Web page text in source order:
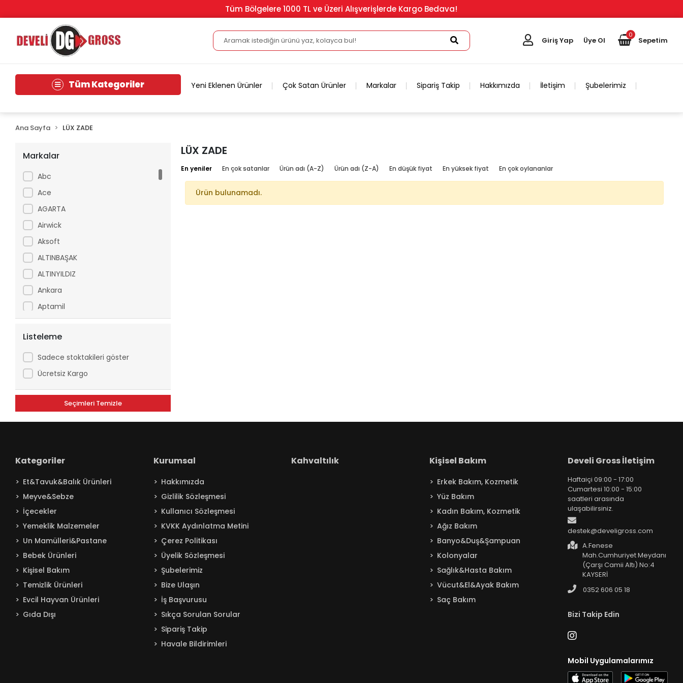
Tüm Bölgelere 1000 TL ve Üzeri Alışverişlerde Kargo Bedava!
Giriş Yap Üye Ol
0
Sepetim
Tüm Kategoriler Yeni Eklenen Ürünler Çok Satan Ürünler Markalar Sipariş Takip Hakkımızda İletişim Şubelerimiz
Ana Sayfa LÜX ZADE
Markalar
Abc
Ace
AGARTA
Airwick
Aksoft
ALTINBAŞAK
ALTINYILDIZ
Ankara
Aptamil
Ariel
Arko
Asperox
ASSE
ATILGAN
Avşar
Baby Turco
Badem
Bağdat
Bebelac
Beta
Beyaz
BEYPAZARI
Bingo
Listeleme
Sadece stoktakileri göster
Ücretsiz Kargo
Seçimleri Temizle
LÜX ZADE
En yeniler En çok satanlar Ürün adı (A-Z) Ürün adı (Z-A) En düşük fiyat En yüksek fiyat En çok oylananlar
Ürün bulunamadı.
Kategoriler
Et&Tavuk&Balık Ürünleri
Meyve&Sebze
İçecekler
Yemeklik Malzemeler
Un Mamülleri&Pastane
Bebek Ürünleri
Kişisel Bakım
Temizlik Ürünleri
Evcil Hayvan Ürünleri
Gıda Dışı
Kurumsal
Hakkımızda
Gizlilik Sözleşmesi
Kullanıcı Sözleşmesi
KVKK Aydınlatma Metini
Çerez Politikası
Üyelik Sözleşmesi
Şubelerimiz
Bize Ulaşın
İş Başvurusu
Sıkça Sorulan Sorular
Sipariş Takip
Havale Bildirimleri
Kahvaltılık Kişisel Bakım
Erkek Bakım, Kozmetik
Yüz Bakım
Kadın Bakım, Kozmetik
Ağız Bakım
Banyo&Duş&Şampuan
Kolonyalar
Sağlık&Hasta Bakım
Vücut&El&Ayak Bakım
Saç Bakım
Develi Gross İletişim
Haftaiçi 09:00 - 17:00
Cumartesi 10:00 - 15:00
saatleri arasında
ulaşabilirsiniz.
destek@develigross.com
A.Fenese
Mah.Cumhuriyet Meydanı
(Çarşı Camii Altı) No:4
KAYSERİ
0352 606 05 18
Bizi Takip Edin
Mobil Uygulamalarımız